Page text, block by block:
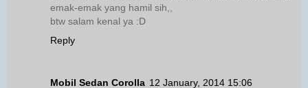
emak-emak yang hamil sih,,
btw salam kenal ya :D
Reply
Mobil Sedan Corolla 12 January, 2014 15:06